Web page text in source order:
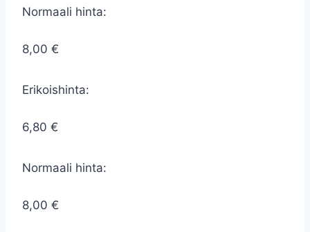
Normaali hinta:
8,00 €
Erikoishinta:
6,80 €
Normaali hinta:
8,00 €